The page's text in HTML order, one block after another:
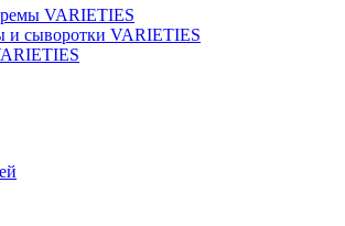
VARIETIES
и сыворотки VARIETIES